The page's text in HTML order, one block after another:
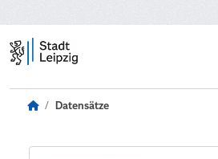
Datensätze